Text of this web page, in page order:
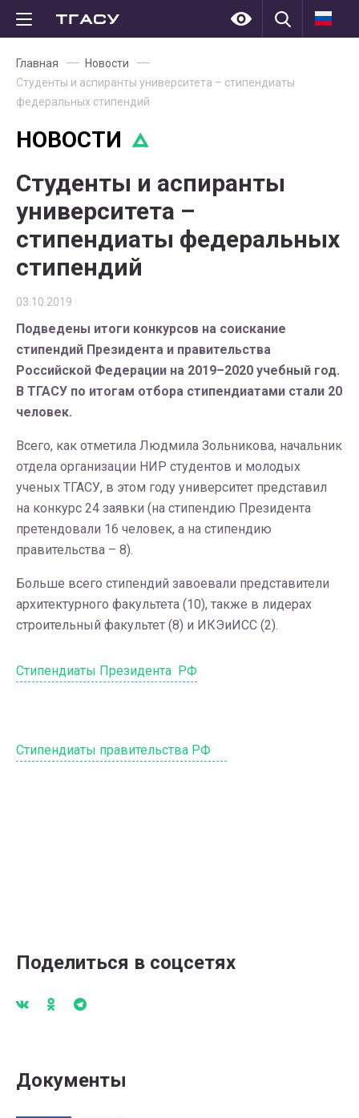
Главная
Новости
Студенты и аспиранты университета – стипендиаты
федеральных стипендий
НОВОСТИ
Студенты и аспиранты
университета –
стипендиаты федеральных
стипендий
03.10.2019
Подведены итоги конкурсов на соискание
стипендий Президента и правительства
Российской Федерации на 2019–2020 учебный год.
В ТГАСУ по итогам отбора стипендиатами стали 20
человек.
Всего, как отметила Людмила Зольникова, начальник
отдела организации НИР студентов и молодых
ученых ТГАСУ, в этом году университет представил
на конкурс 24 заявки (на стипендию Президента
претендовали 16 человек, а на стипендию
правительства – 8).
Больше всего стипендий завоевали представители
архитектурного факультета (10), также в лидерах
строительный факультет (8) и ИКЭиИСС (2).
Стипендиаты Президента РФ
Стипендиаты правительства РФ
Поделиться в соцсетях
Документы